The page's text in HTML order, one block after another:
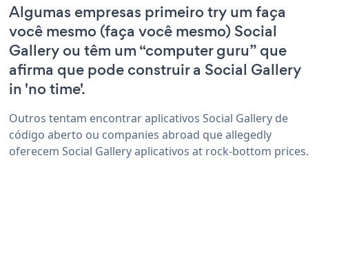
Algumas empresas primeiro try um faça
você mesmo (faça você mesmo) Social
Gallery ou têm um “computer guru” que
afirma que pode construir a Social Gallery
in 'no time'.
Outros tentam encontrar aplicativos Social Gallery de
código aberto ou companies abroad que allegedly
oferecem Social Gallery aplicativos at rock-bottom prices.